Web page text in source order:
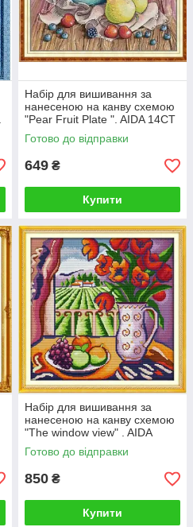
Набір для вишивання за
нанесеною на канву схемою
"Pear Fruit Plate ". AIDA 14CT
printed, 42*33 см
Готово до відправки
649 ₴
Купити
Набір для вишивання за
нанесеною на канву схемою
"The window view" . AIDA
14CT printed, 45*45 см
Готово до відправки
850 ₴
Купити